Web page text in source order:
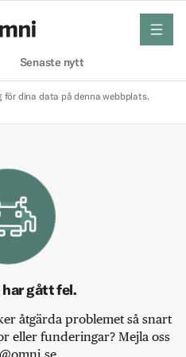
Senaste nytt
meny
för dina data på denna webbplats.
har gått fel.
åtgärda problemet så snart
eller funderingar? Mejla oss